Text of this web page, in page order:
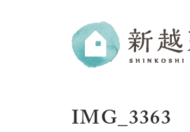
IMG_3363